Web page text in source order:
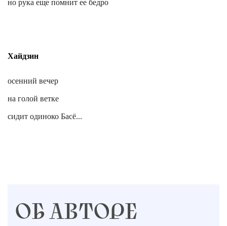
но рука еще помнит ее бедро
Хайдзин
осенний вечер
на голой ветке
сидит одиноко Басё...
ОБ АВТОРЕ